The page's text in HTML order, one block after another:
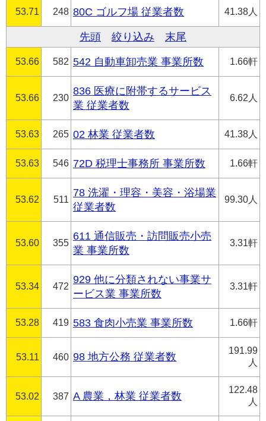
53.71 248 80C ゴルフ場 従業者数 41.38人
先頭 絞り込み 末尾
53.66 582 542 自動車卸売業 事業所数 1.66軒
53.66 230
836 医療に附帯するサービス
業 従業者数
6.62人
53.63 265 02 林業 従業者数 41.38人
53.63 546 72D 税理士事務所 事業所数 1.66軒
53.62 511
78 洗濯・理容・美容・浴場業
従業者数
99.30人
53.60 355
611 通信販売・訪問販売小売
業 事業所数
3.31軒
53.34 472
929 他に分類されない事業サ
ービス業 事業所数
3.31軒
53.28 419 583 食肉小売業 事業所数 1.66軒
53.11 460 98 地方公務 従業者数
191.99
人
53.02 387 A 農業，林業 従業者数
122.48
人